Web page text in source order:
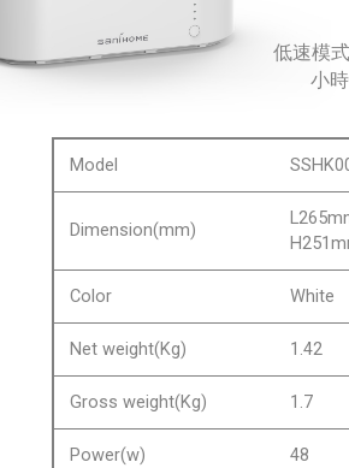
低速模式
小
Model
Dimension(mm)
Color White
Net weight(Kg) 1.42
Gross weight(Kg) 1.7
Power(w) 48